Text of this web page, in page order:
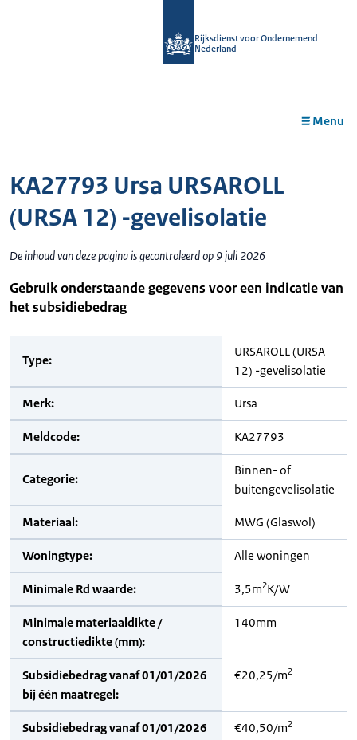
Rijksdienst voor Ondernemend
Nederland
Menu
KA27793 Ursa URSAROLL
(URSA 12) -gevelisolatie
De inhoud van deze pagina is gecontroleerd op 9 juli 2026
Gebruik onderstaande gegevens voor een indicatie van
het subsidiebedrag
Type:
URSAROLL (URSA
12) -gevelisolatie
Merk: Ursa
Meldcode: KA27793
Categorie:
Binnen- of
buitengevelisolatie
Materiaal: MWG (Glaswol)
Woningtype: Alle woningen
Minimale Rd waarde: 3,5m2K/W
Minimale materiaaldikte /
constructiedikte (mm):
140mm
Subsidiebedrag vanaf 01/01/2026
bij één maatregel:
€20,25/m2
Subsidiebedrag vanaf 01/01/2026
€40,50/m2